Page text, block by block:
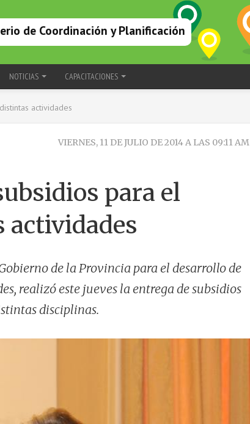
de Coordinación y Planificación
NOTICIAS CAPACITACIONES
actividades
VIERNES, 11 DE JULIO DE 2014 A LAS 09:11 AM
para el
actividades
de la Provincia para el desarrollo de
realizó este jueves la entrega de subsidios
disciplinas.